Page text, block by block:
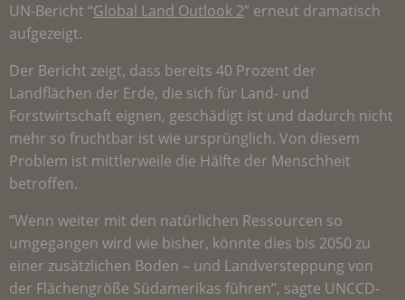
UN-Bericht “Global Land Outlook 2” erneut dramatisch
aufgezeigt.
Der Bericht zeigt, dass bereits 40 Prozent der
Landflächen der Erde, die sich für Land- und
Forstwirtschaft eignen, geschädigt ist und dadurch nicht
mehr so fruchtbar ist wie ursprünglich. Von diesem
Problem ist mittlerweile die Hälfte der Menschheit
betroffen.
“Wenn weiter mit den natürlichen Ressourcen so
umgegangen wird wie bisher, könnte dies bis 2050 zu
einer zusätzlichen Boden – und Landversteppung von
der Flächengröße Südamerikas führen”, sagte UNCCD-